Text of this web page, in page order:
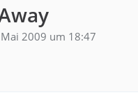
2009 um 18:47